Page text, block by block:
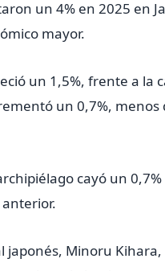
un 4% en 2025 en
mayor.
un 1,5%, frente a la
un 0,7%,
cayó un
japonés, Minoru